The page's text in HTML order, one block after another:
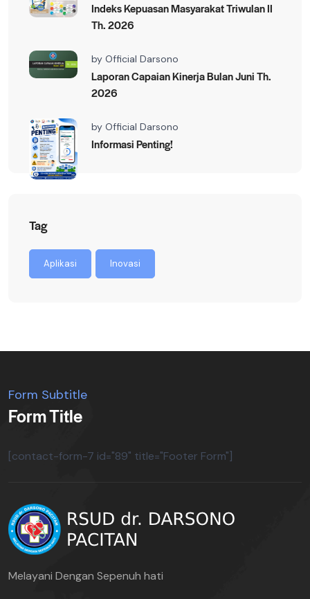
Indeks Kepuasan Masyarakat Triwulan II
Th. 2026
by Official Darsono
Laporan Capaian Kinerja Bulan Juni Th.
2026
by Official Darsono
Informasi Penting!
Tag
Aplikasi Inovasi
Form Subtitle
Form Title
[contact-form-7 id="89" title="Footer Form"]
Melayani Dengan Sepenuh hati